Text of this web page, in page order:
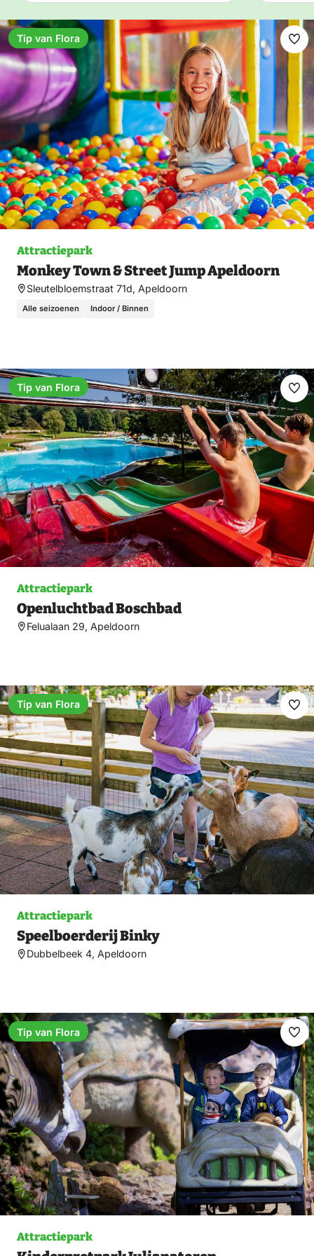
Attractiepark
Monkey Town & Street Jump Apeldoorn
Sleutelbloemstraat 71d, Apeldoorn
Alle seizoenen Indoor / Binnen
Tip van Flora
Attractiepark
Openluchtbad Boschbad
Felualaan 29, Apeldoorn
Tip van Flora
Attractiepark
Speelboerderij Binky
Dubbelbeek 4, Apeldoorn
Tip van Flora
Attractiepark
Tip van Flora